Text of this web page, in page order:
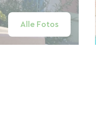
Alle Fotos